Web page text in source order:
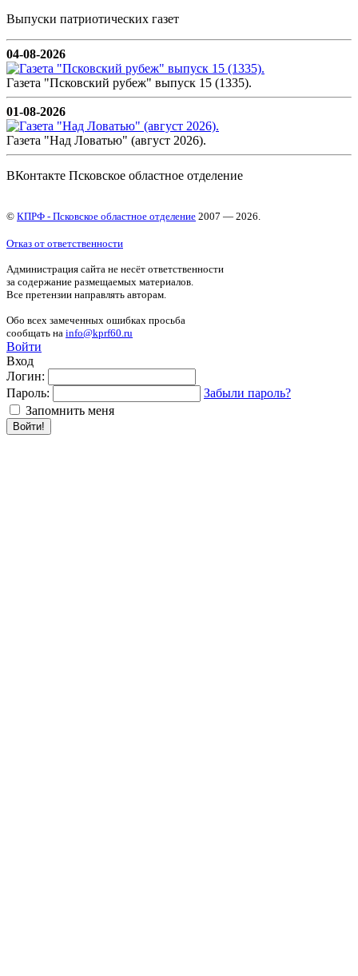
Выпуски патриотических газет
04-08-2026
Газета "Псковский рубеж" выпуск 15 (1335).
01-08-2026
Газета "Над Ловатью" (август 2026).
ВКонтакте Псковское областное отделение
© КПРФ - Псковское областное отделение 2007 — 2026.
Отказ от ответственности
Администрация сайта не несёт ответственности
за содержание размещаемых материалов.
Все претензии направлять авторам.
Обо всех замеченных ошибках просьба
сообщать на info@kprf60.ru
Войти
Вход
Логин:
Пароль:
Забыли пароль?
Запомнить меня